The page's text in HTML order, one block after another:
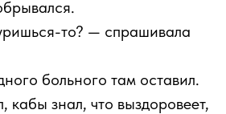
то? — спрашивала
больного там оставил.
кабы знал, что выздоровеет,